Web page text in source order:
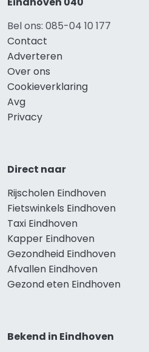
Bel ons: 085-04 10 177
Contact
Adverteren
Over ons
Cookieverklaring
Avg
Privacy
Direct naar
Rijscholen Eindhoven
Fietswinkels Eindhoven
Taxi Eindhoven
Kapper Eindhoven
Gezondheid Eindhoven
Afvallen Eindhoven
Gezond eten Eindhoven
Bekend in Eindhoven